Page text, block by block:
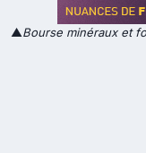
▲Bourse minéraux et